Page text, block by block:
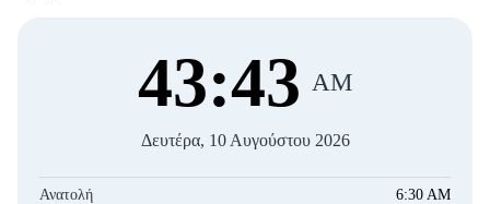
43:43 AM
Δευτέρα, 10 Αυγούστου 2026
Ανατολή 6:30 AM